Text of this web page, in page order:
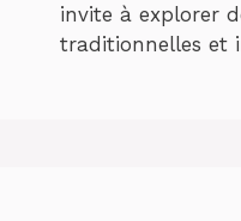
invite à explorer
traditionnelles et